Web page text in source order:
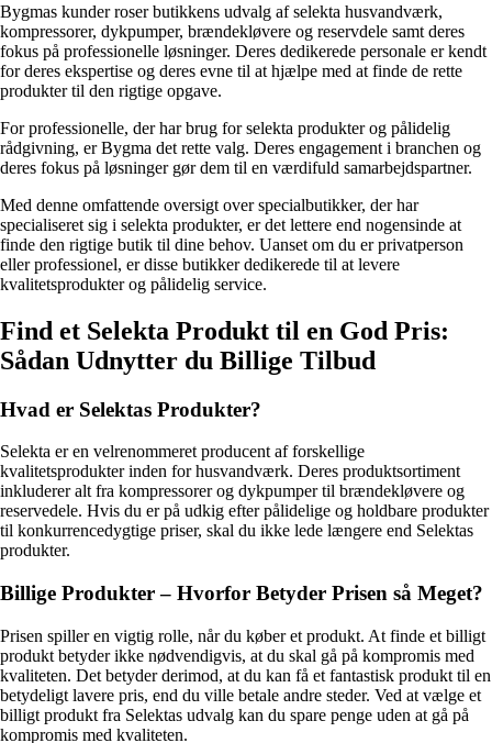
Bygmas kunder roser butikkens udvalg af selekta husvandværk,
kompressorer, dykpumper, brændekløvere og reservdele samt deres
fokus på professionelle løsninger. Deres dedikerede personale er kendt
for deres ekspertise og deres evne til at hjælpe med at finde de rette
produkter til den rigtige opgave.
For professionelle, der har brug for selekta produkter og pålidelig
rådgivning, er Bygma det rette valg. Deres engagement i branchen og
deres fokus på løsninger gør dem til en værdifuld samarbejdspartner.
Med denne omfattende oversigt over specialbutikker, der har
specialiseret sig i selekta produkter, er det lettere end nogensinde at
finde den rigtige butik til dine behov. Uanset om du er privatperson
eller professionel, er disse butikker dedikerede til at levere
kvalitetsprodukter og pålidelig service.
Find et Selekta Produkt til en God Pris:
Sådan Udnytter du Billige Tilbud
Hvad er Selektas Produkter?
Selekta er en velrenommeret producent af forskellige
kvalitetsprodukter inden for husvandværk. Deres produktsortiment
inkluderer alt fra kompressorer og dykpumper til brændekløvere og
reservedele. Hvis du er på udkig efter pålidelige og holdbare produkter
til konkurrencedygtige priser, skal du ikke lede længere end Selektas
produkter.
Billige Produkter – Hvorfor Betyder Prisen så Meget?
Prisen spiller en vigtig rolle, når du køber et produkt. At finde et billigt
produkt betyder ikke nødvendigvis, at du skal gå på kompromis med
kvaliteten. Det betyder derimod, at du kan få et fantastisk produkt til en
betydeligt lavere pris, end du ville betale andre steder. Ved at vælge et
billigt produkt fra Selektas udvalg kan du spare penge uden at gå på
kompromis med kvaliteten.